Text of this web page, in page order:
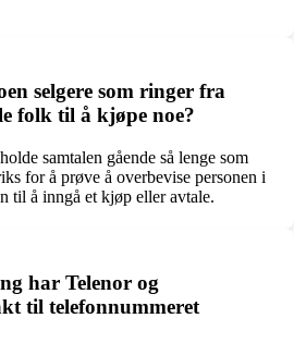
selgere som ringer fra
folk til å kjøpe noe?
samtalen gående så lenge som
for å prøve å overbevise personen i
til å inngå et kjøp eller avtale.
har Telenor og
til telefonnummeret